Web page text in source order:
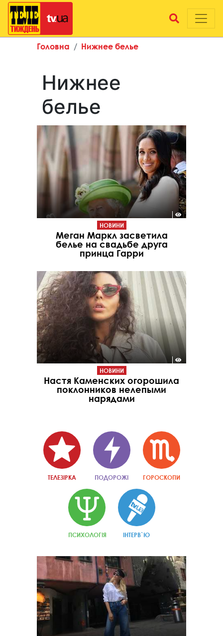
Головна Нижнее белье
Нижнее
белье
НОВИНИ
Меган Маркл засветила
белье на свадьбе друга
принца Гарри
НОВИНИ
Настя Каменских огорошила
поклонников нелепыми
нарядами
ТЕЛЕЗІРКА ПОДОРОЖІ ГОРОСКОПИ
ПСИХОЛОГІЯ ІНТЕРВ`Ю